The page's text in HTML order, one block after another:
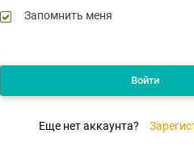
Запомнить меня
Войти
Еще нет аккаунта?